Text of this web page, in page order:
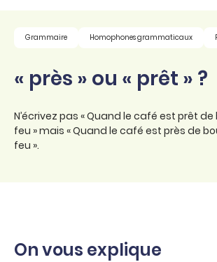
Grammaire Homophones grammaticaux
« près » ou « prêt » ?
N’écrivez pas « Quand le café est prêt de
feu » mais « Quand le café est près de
feu ».
On vous explique